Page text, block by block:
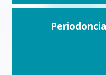
Periodoncia